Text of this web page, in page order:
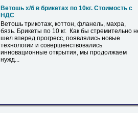
Ветошь х/б в брикетах по 10кг. Стоимость с
НДС
Ветошь трикотаж, коттон, фланель, махра,
бязь. Брикеты по 10 кг. Как бы стремительно
шел вперед прогресс, появлялись новые
технологии и совершенствовались
инновационные открытия, мы продолжаем
нужд...